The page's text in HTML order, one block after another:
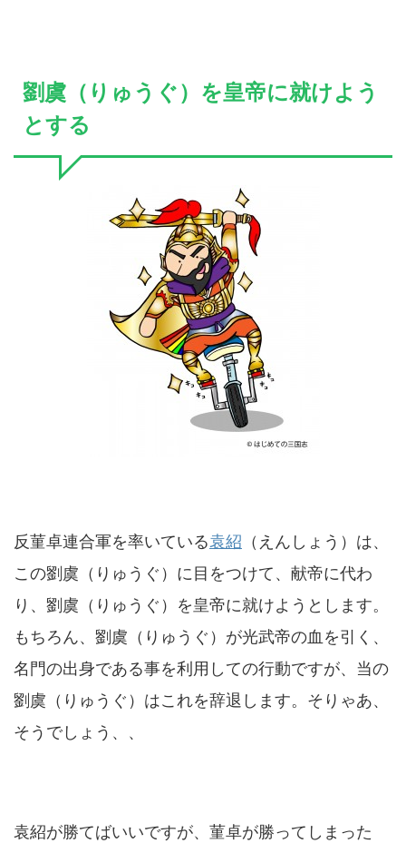
劉虞（りゅうぐ）を皇帝に就けよう
とする
反菫卓連合軍を率いている袁紹 （えんしょう）は、
この劉虞（りゅうぐ）に目をつけて、献帝に代わ
り、劉虞（りゅうぐ）を皇帝に就けようとします。
もちろん、劉虞（りゅうぐ）が光武帝の血を引く、
名門の出身である事を利用しての行動ですが、当の
劉虞（りゅうぐ）はこれを辞退します。そりゃあ、
そうでしょう、、
袁紹が勝てばいいですが、菫卓が勝ってしまった